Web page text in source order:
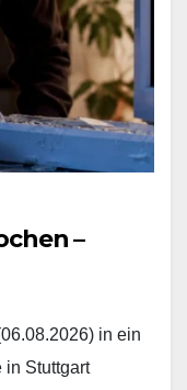
–
in ein
in Stuttgart